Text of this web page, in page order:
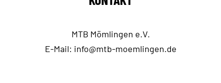
MTB Mömlingen e.V.
E-Mail: info@mtb-moemlingen.de